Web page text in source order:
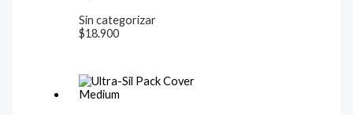
Sin categorizar
$18.900